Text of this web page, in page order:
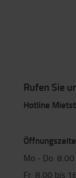
Rufen Sie
Hotline
Mo - Do:
Fr: 8.00 bis